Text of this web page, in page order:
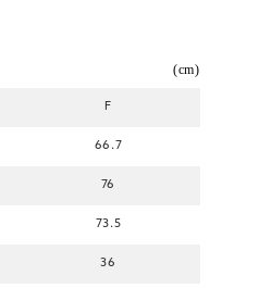
(cm)
F
66.7
76
73.5
36